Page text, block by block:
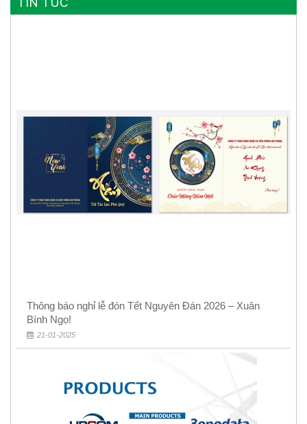
Thông báo nghỉ lễ đón Tết Nguyên Đán 2026 – Xuân
Bính Ngọ!
21-01-2025